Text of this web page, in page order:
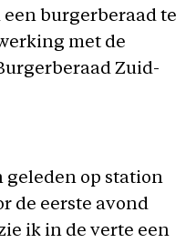
burgerberaad te
met de
Zuid-
geleden op station
de eerste avond
ik in de verte een